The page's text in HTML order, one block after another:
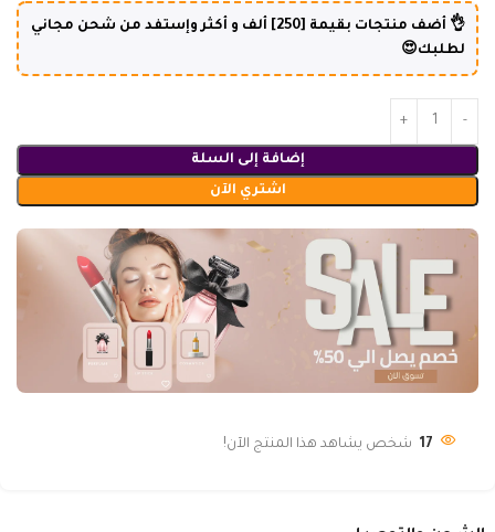
👌 أضف منتجات بقيمة [250] ألف و أكثر وإستفد من شحن مجاني
لطلبك😍
إضافة إلى السلة
اشتري الآن
17 شخص يشاهد هذا المنتج الآن!